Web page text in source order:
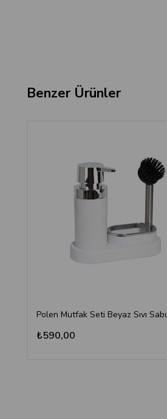
Benzer Ürünler
₺590,00